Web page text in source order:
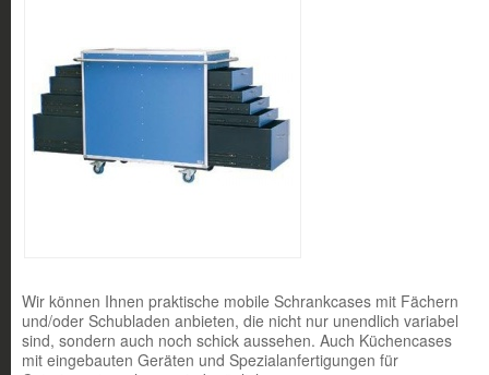
Wir können Ihnen praktische mobile Schrankcases mit Fächern
und/oder Schubladen anbieten, die nicht nur unendlich variabel
sind, sondern auch noch schick aussehen. Auch Küchencases
mit eingebauten Geräten und Spezialanfertigungen für